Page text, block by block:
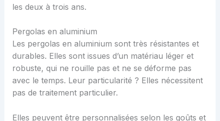
les deux à trois ans.
Pergolas en aluminium
Les pergolas en aluminium sont très résistantes et
durables. Elles sont issues d’un matériau léger et
robuste, qui ne rouille pas et ne se déforme pas
avec le temps. Leur particularité ? Elles nécessitent
pas de traitement particulier.
Elles peuvent être personnalisées selon les goûts et